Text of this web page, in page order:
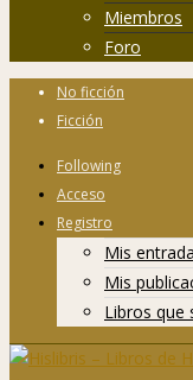
Miembros
Foro
No ficción
Ficción
Following
Acceso
Registro
Mis
Mis
Libros que